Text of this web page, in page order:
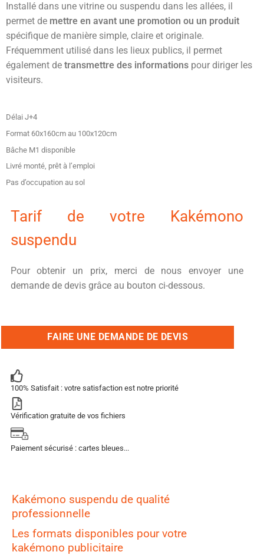
Installé dans une vitrine ou suspendu dans les allées, il
permet de mettre en avant une promotion ou un produit
spécifique de manière simple, claire et originale.
Fréquemment utilisé dans les lieux publics, il permet
également de transmettre des informations pour diriger les
visiteurs.
Délai J+4
Format 60x160cm au 100x120cm
Bâche M1 disponible
Livré monté, prêt à l’emploi
Pas d’occupation au sol
Tarif de votre Kakémono
suspendu
Pour obtenir un prix, merci de nous envoyer une
demande de devis grâce au bouton ci-dessous.
FAIRE UNE DEMANDE DE DEVIS
100% Satisfait : votre satisfaction est notre priorité
Vérification gratuite de vos fichiers
Paiement sécurisé : cartes bleues...
Kakémono suspendu de qualité
professionnelle
Les formats disponibles pour votre
kakémono publicitaire